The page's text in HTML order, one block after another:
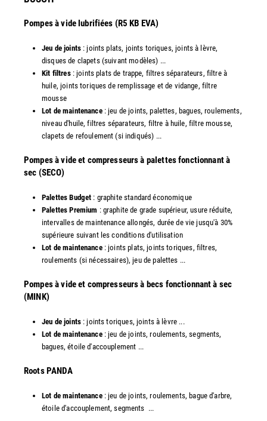
Pompes à vide lubrifiées (R5 KB EVA)
Jeu de joints : joints plats, joints toriques, joints à lèvre,
disques de clapets (suivant modèles) ...
Kit filtres: joints plats de trappe, filtres séparateurs, filtre à
huile, joints toriques de remplissage et de vidange, filtre
mousse
Lot de maintenance: jeu de joints, palettes, bagues, roulements,
niveau d'huile, filtres séparateurs, filtre à huile, filtre mousse,
clapets de refoulement (si indiqués) ...
​Pompes à vide et compresseurs à palettes fonctionnant à
sec (SECO)
Palettes Budget : graphite standard économique
Palettes Premium : graphite de grade supérieur, usure réduite,
intervalles de maintenance allongés, durée de vie jusqu'à 30%
supérieure suivant les conditions d'utilisation
Lot de maintenance: joints plats, joints toriques, filtres,
roulements (si nécessaires), jeu de palettes ...
Pompes à vide et compresseurs à becs fonctionnant à sec
(MINK)
Jeu de joints: joints toriques, joints à lèvre ...
Lot de maintenance: jeu de joints, roulements, segments,
bagues, étoile d'accouplement ...
​Roots PANDA
Lot de maintenance: jeu de joints, roulements, bague d'arbre,
étoile d'accouplement, segments ...​